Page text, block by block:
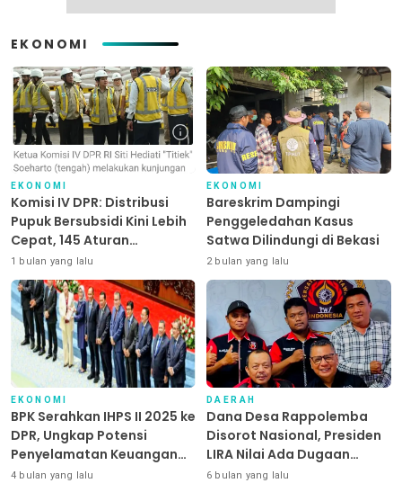
EKONOMI
EKONOMI
Komisi IV DPR: Distribusi
Pupuk Bersubsidi Kini Lebih
Cepat, 145 Aturan
Dipangkas
1 bulan yang lalu
EKONOMI
Bareskrim Dampingi
Penggeledahan Kasus
Satwa Dilindungi di Bekasi
2 bulan yang lalu
EKONOMI
BPK Serahkan IHPS II 2025 ke
DPR, Ungkap Potensi
Penyelamatan Keuangan
Negara Puluhan Triliun
4 bulan yang lalu
DAERAH
Dana Desa Rappolemba
Disorot Nasional, Presiden
LIRA Nilai Ada Dugaan
Abuse of Power
6 bulan yang lalu